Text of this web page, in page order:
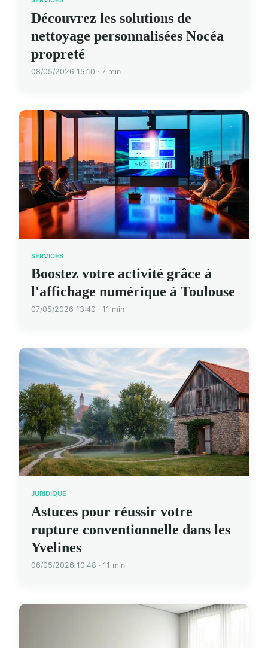
Découvrez les solutions de
nettoyage personnalisées Nocéa
propreté
08/05/2026 15:10 · 7 min
SERVICES
Boostez votre activité grâce à
l'affichage numérique à Toulouse
07/05/2026 13:40 · 11 min
JURIDIQUE
Astuces pour réussir votre
rupture conventionnelle dans les
Yvelines
06/05/2026 10:48 · 11 min